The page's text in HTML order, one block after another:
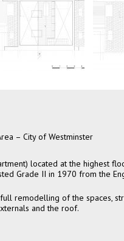
– City of Westminster
located at the highest
Grade II in 1970 from the
remodelling of the spaces,
and the roof.